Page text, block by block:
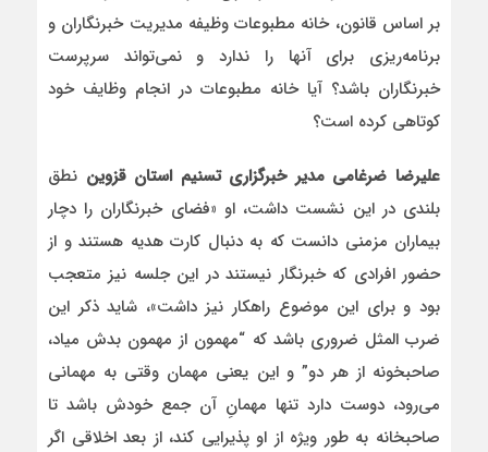
بر اساس قانون، خانه مطبوعات وظیفه مدیریت خبرنگاران و
برنامه‌ریزی برای آنها را ندارد و نمی‌تواند سرپرست
خبرنگاران باشد؟ آیا خانه مطبوعات در انجام وظایف خود
کوتاهی کرده است؟
علیرضا ضرغامی مدیر خبرگزاری تسنیم استان قزوین نطق
بلندی در این نشست داشت، او «فضای خبرنگاران را دچار
بیماران مزمنی دانست که به دنبال کارت هدیه هستند و از
حضور افرادی که خبرنگار نیستند در این جلسه نیز متعجب
بود و برای این موضوع راهکار نیز داشت»، شاید ذکر این
ضرب المثل ضروری باشد که “مهمون از مهمون بدش میاد،
صاحبخونه از هر دو” و این یعنی مهمان وقتی به مهمانی
می‌رود، دوست دارد تنها مهمانِ آن جمع خودش باشد تا
صاحبخانه به طور ویژه از او پذیرایی کند، از بعد اخلاقی اگر